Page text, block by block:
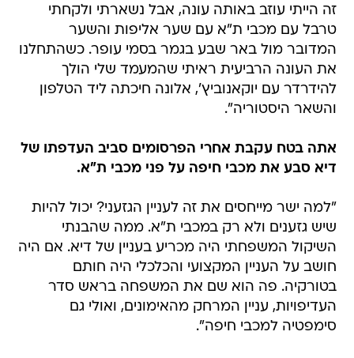
זה הייתי עוזב באותה עונה, אבל נשארתי ולקחתי
טרבל עם מכבי ת"א עם שער אליפות והשער
המדובר מול באר שבע בגמר בסמי עופר. כשהתחלנו
את העונה הרביעית ראיתי שהמעמד שלי הולך
להידרדר עם יוקאנוביץ', אלונה חיכתה ליד הטלפון
והשאר היסטוריה".
אתה בטח עקבת אחרי הפרסומים סביב העדפתו של
דיא סבע את מכבי חיפה על פני מכבי ת"א.
"למה ישר מייחסים את זה לעניין הגזעני? יכול להיות
שיש גזענים ולא רק במכבי ת"א. ממה שהבנתי
השיקול המשפחתי היה מכריע בעניין של דיא. אם היה
חושב על העניין המקצועי והכלכלי היה חותם
בטורקיה. פה הוא שם את המשפחה בראש סדר
העדיפויות, עניין המרחק מהאימונים, ואולי גם
סימפטיה למכבי חיפה".